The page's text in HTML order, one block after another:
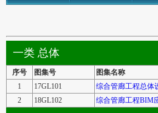
一类 总体
序号 图集号
图集名称
1
17GL101
综合管廊工程总体
2
18GL102 综合管廊工程BIM